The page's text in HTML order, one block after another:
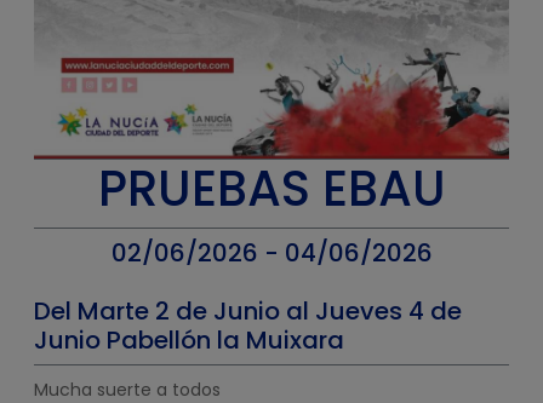
PRUEBAS EBAU
02/06/2026 - 04/06/2026
Del Marte 2 de Junio al Jueves 4 de
Junio Pabellón la Muixara
Mucha suerte a todos